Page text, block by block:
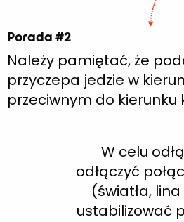
Porada #2
Należy pamiętać, że
przyczepa jedzie w
przeciwnym do kierunku
W celu
odłączyć
(światła,
ustabilizować